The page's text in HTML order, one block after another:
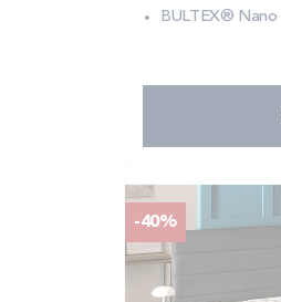
BULTEX®
-40%